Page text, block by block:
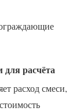
для расчёта
расход смеси,